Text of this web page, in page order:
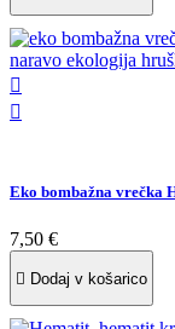


Eko bombažna vrečka
7,50 €
 Dodaj v košarico